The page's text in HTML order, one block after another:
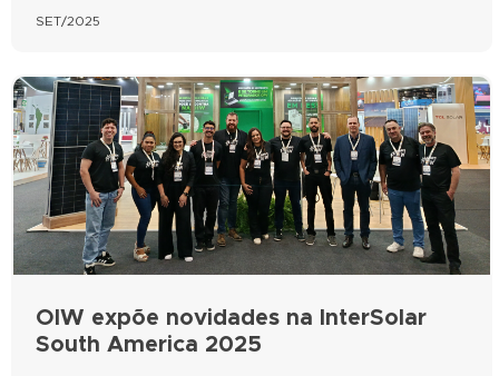
SET/2025
OIW expõe novidades na InterSolar
South America 2025